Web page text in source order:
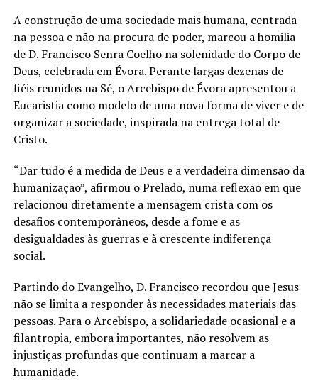
A construção de uma sociedade mais humana, centrada
na pessoa e não na procura de poder, marcou a homilia
de D. Francisco Senra Coelho na solenidade do Corpo de
Deus, celebrada em Évora. Perante largas dezenas de
fiéis reunidos na Sé, o Arcebispo de Évora apresentou a
Eucaristia como modelo de uma nova forma de viver e de
organizar a sociedade, inspirada na entrega total de
Cristo.
“Dar tudo é a medida de Deus e a verdadeira dimensão da
humanização”, afirmou o Prelado, numa reflexão em que
relacionou diretamente a mensagem cristã com os
desafios contemporâneos, desde a fome e as
desigualdades às guerras e à crescente indiferença
social.
Partindo do Evangelho, D. Francisco recordou que Jesus
não se limita a responder às necessidades materiais das
pessoas. Para o Arcebispo, a solidariedade ocasional e a
filantropia, embora importantes, não resolvem as
injustiças profundas que continuam a marcar a
humanidade.